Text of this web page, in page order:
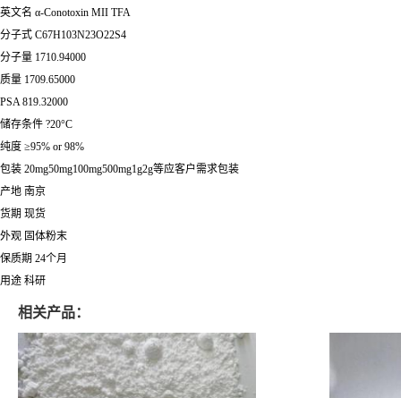
英文名 α-Conotoxin MII TFA
分子式 C67H103N23O22S4
分子量 1710.94000
质量 1709.65000
PSA 819.32000
储存条件 ?20°C
纯度 ≥95% or 98%
包装 20mg50mg100mg500mg1g2g等应客户需求包装
产地 南京
货期 现货
外观 固体粉末
保质期 24个月
用途 科研
相关产品：